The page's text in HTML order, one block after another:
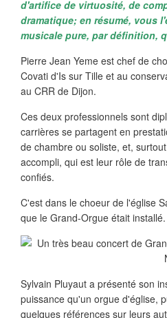
d'artifice de virtuosité, de
dramatique; en résumé, vous
musicale pure, par définition,
Pierre Jean Yeme est chef de
Covati d'Is sur Tille et au
au CRR de Dijon.
Ces deux professionnels sont
carrières se partagent en
de chambre ou soliste, et,
accompli, qui est leur rôle de
confiés.
C'est dans le choeur de l'église
que le Grand-Orgue était installé.
Sylvain Pluyaut a présenté son
puissance qu'un orgue d'église,
quelques références sur leurs